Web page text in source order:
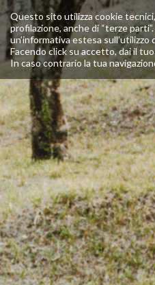
Questo sito utilizza cookie
profilazione, anche di “terze
un’informativa estesa sull’utilizzo
Facendo click su accetto, dai il
In caso contrario la tua